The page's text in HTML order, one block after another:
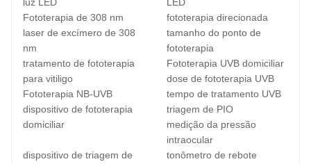
luz LED
LED
Fototerapia de 308 nm
fototerapia direcionada
laser de excímero de 308
nm
tamanho do ponto de
fototerapia
tratamento de fototerapia
para vitiligo
Fototerapia UVB domiciliar
dose de fototerapia UVB
Fototerapia NB-UVB
tempo de tratamento UVB
dispositivo de fototerapia
domiciliar
triagem de PIO
medição da pressão
intraocular
dispositivo de triagem de
tonômetro de rebote